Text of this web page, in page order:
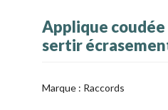
Applique coudée
sertir
Marque : Raccords